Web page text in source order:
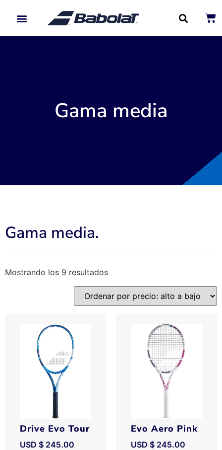
Gama media
Gama media.
Mostrando los 9 resultados
Drive Evo Tour
USD $ 245.00
Evo Aero Pink
USD $ 245.00